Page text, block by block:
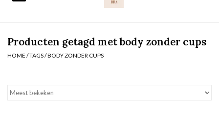
Slip
Nachtmode
Producten getagd met body zonder cups
HOME /TAGS/BODY ZONDER CUPS